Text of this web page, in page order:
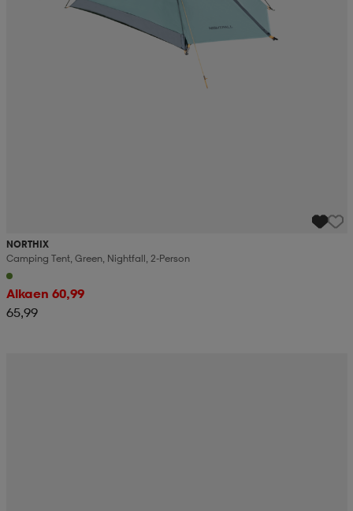
NORTHIX
Camping Tent, Green, Nightfall, 2-Person
Alkaen 60,99
65,99